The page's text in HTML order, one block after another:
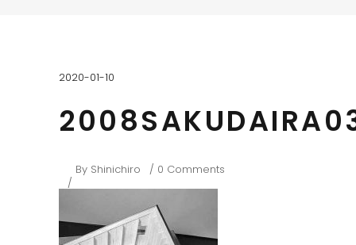
2020-01-10
By Shinichiro 0 Comments